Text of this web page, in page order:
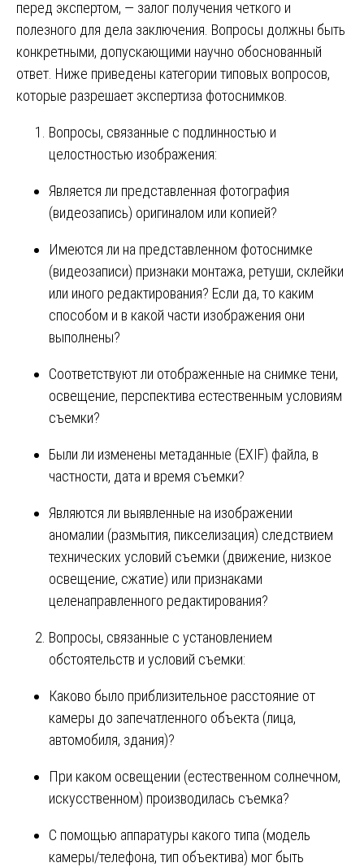
перед экспертом, — залог получения четкого и
полезного для дела заключения. Вопросы должны быть
конкретными, допускающими научно обоснованный
ответ. Ниже приведены категории типовых вопросов,
которые разрешает экспертиза фотоснимков.
Вопросы, связанные с подлинностью и
целостностью изображения:
Является ли представленная фотография
(видеозапись) оригиналом или копией?
Имеются ли на представленном фотоснимке
(видеозаписи) признаки монтажа, ретуши, склейки
или иного редактирования? Если да, то каким
способом и в какой части изображения они
выполнены?
Соответствуют ли отображенные на снимке тени,
освещение, перспектива естественным условиям
съемки?
Были ли изменены метаданные (EXIF) файла, в
частности, дата и время съемки?
Являются ли выявленные на изображении
аномалии (размытия, пикселизация) следствием
технических условий съемки (движение, низкое
освещение, сжатие) или признаками
целенаправленного редактирования?
Вопросы, связанные с установлением
обстоятельств и условий съемки:
Каково было приблизительное расстояние от
камеры до запечатленного объекта (лица,
автомобиля, здания)?
При каком освещении (естественном солнечном,
искусственном) производилась съемка?
С помощью аппаратуры какого типа (модель
камеры/телефона, тип объектива) мог быть